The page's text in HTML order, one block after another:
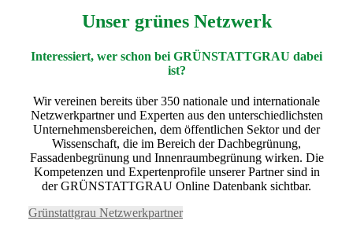
Unser grünes Netzwerk
Interessiert, wer schon bei GRÜNSTATTGRAU dabei
ist?
Wir vereinen bereits über 350 nationale und internationale
Netzwerkpartner und Experten aus den unterschiedlichsten
Unternehmensbereichen, dem öffentlichen Sektor und der
Wissenschaft, die im Bereich der Dachbegrünung,
Fassadenbegrünung und Innenraumbegrünung wirken. Die
Kompetenzen und Expertenprofile unserer Partner sind in
der GRÜNSTATTGRAU Online Datenbank sichtbar.
Grünstattgrau Netzwerkpartner